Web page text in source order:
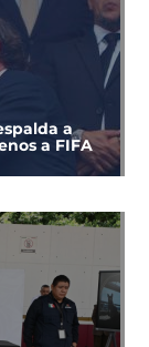
a
a FIFA